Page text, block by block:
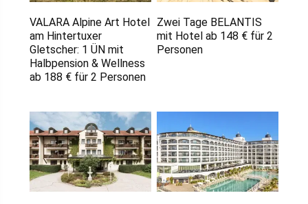
VALARA Alpine Art Hotel
am Hintertuxer
Gletscher: 1 ÜN mit
Halbpension & Wellness
ab 188 € für 2 Personen
Zwei Tage BELANTIS
mit Hotel ab 148 € für 2
Personen